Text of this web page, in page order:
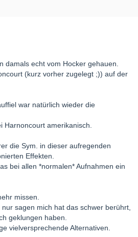
damals echt vom Hocker gehauen.
(kurz vorher zugelegt ;)) auf der
war natürlich wieder die
Harnoncourt amerikanisch.
die Sym. in dieser aufregenden
Effekten.
bei allen *normalen* Aufnahmen ein
missen.
sagen mich hat das schwer berührt,
geklungen haben.
vielversprechende Alternativen.